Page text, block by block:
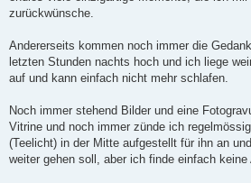
zurückwünsche.
Andererseits kommen noch immer die
letzten Stunden nachts hoch und ich liege
auf und kann einfach nicht mehr schlafen.
Noch immer stehend Bilder und eine
Vitrine und noch immer zünde ich
(Teelicht) in der Mitte aufgestellt für ihn an
weiter gehen soll, aber ich finde einfach keine